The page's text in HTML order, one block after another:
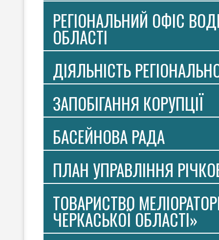
РЕГІОНАЛЬНИЙ ОФІС
ОБЛАСТІ
ДІЯЛЬНІСТЬ
ЗАПОБІГАННЯ КОРУПЦІЇ
БАСЕЙНОВА РАДА
ПЛАН УПРАВЛІННЯ
ТОВАРИСТВО
ЧЕРКАСЬКОЇ ОБЛАСТІ»